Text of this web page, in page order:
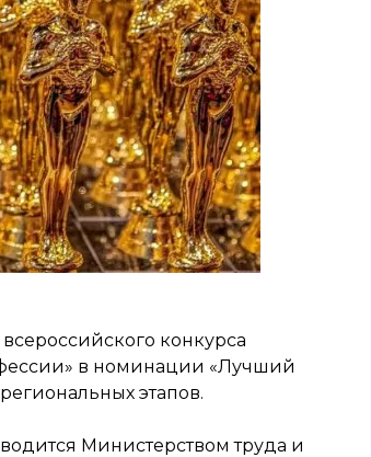
конкурса
в номинации «Лучший
этапов.
Министерством труда и